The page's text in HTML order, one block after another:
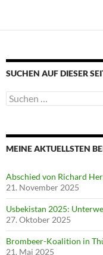
SUCHEN AUF DIESER
Suche
nach:
MEINE AKTUELLSTEN
Abschied von Richard
21. November 2025
Usbekistan 2025:
27. Oktober 2025
Brombeer-Koalition in
21. Mai 2025